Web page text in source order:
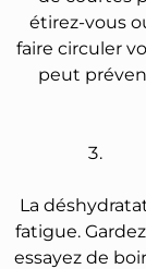
étirez-vous
faire circuler
peut
La
fatigue.
essayez de